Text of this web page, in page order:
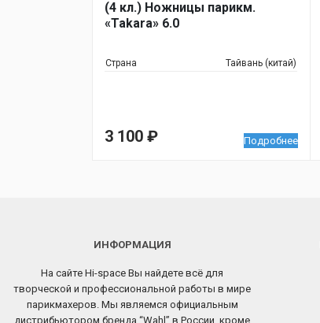
(4 кл.) Ножницы парикм.
«Takara» 6.0
Страна Тайвань (китай)
3 100 ₽ Подробнее
ИНФОРМАЦИЯ
На сайте Hi-space Вы найдете всё для
творческой и профессиональной работы в мире
парикмахеров. Мы являемся официальным
дистрибьютором бренда “Wahl” в России, кроме